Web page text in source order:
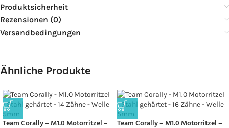
Produktsicherheit
Rezensionen (0)
Versandbedingungen
Ähnliche Produkte
Team Corally – M1.0 Motorritzel –
Team Corally – M1.0 Motorritzel –